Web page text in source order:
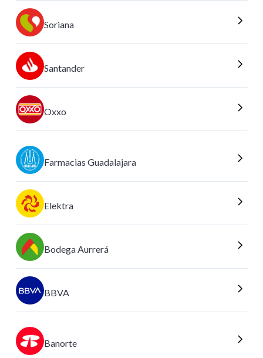
Soriana
Santander
Oxxo
Farmacias Guadalajara
Elektra
Bodega Aurrerá
BBVA
Banorte